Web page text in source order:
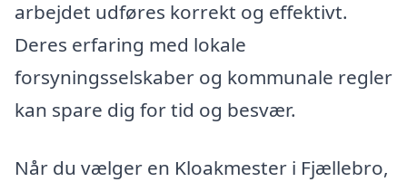
arbejdet udføres korrekt og effektivt.
Deres erfaring med lokale
forsyningsselskaber og kommunale regler
kan spare dig for tid og besvær.
Når du vælger en Kloakmester i Fjællebro,